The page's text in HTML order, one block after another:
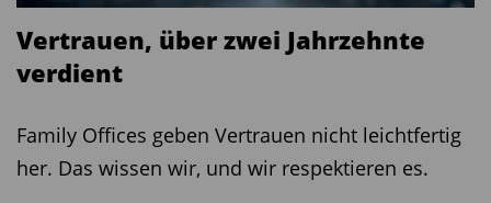
Vertrauen, über zwei Jahrzehnte
verdient
Family Offices geben Vertrauen nicht leichtfertig
her. Das wissen wir, und wir respektieren es.